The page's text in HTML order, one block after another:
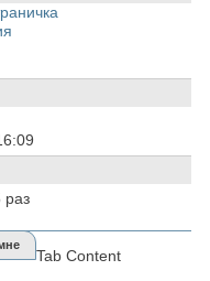
раз
Tab Content